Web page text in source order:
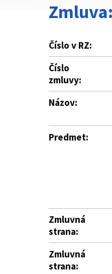
Číslo v RZ:
Číslo
zmluvy:
Názov:
Predmet:
Zmluvná
strana:
Zmluvná
strana: